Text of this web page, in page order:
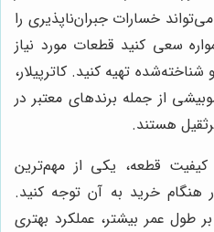
خسارات جبران‌ناپذیری را
سعی کنید قطعات مورد نیاز
تهیه کنید. کاترپیلار،
از جمله برندهای معتبر در
هستند.
کیفیت قطعه، یکی از مهم‌ترین
هنگام خرید به آن توجه کنید.
طول عمر بیشتر، عملکرد بهتری